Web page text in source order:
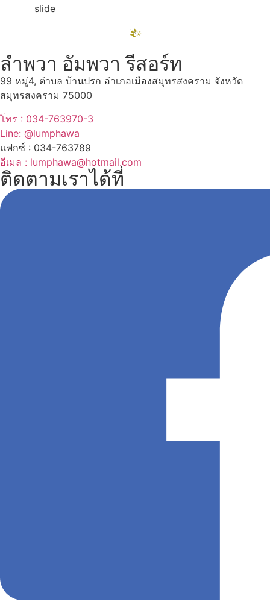
ลำพวา อัมพวา รีสอร์ท
99 หมู่4, ตำบล บ้านปรก อำเภอเมืองสมุทรสงคราม จังหวัด
สมุทรสงคราม 75000
โทร : 034-763970-3
Line: @lumphawa
แฟกซ์ : 034-763789
อีเมล : lumphawa@hotmail.com
ติดตามเราได้ที่